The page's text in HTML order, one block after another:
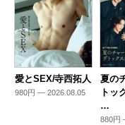
愛とSEX/寺西拓人
980円 — 2026.08.05
夏の
トッ
…
880円